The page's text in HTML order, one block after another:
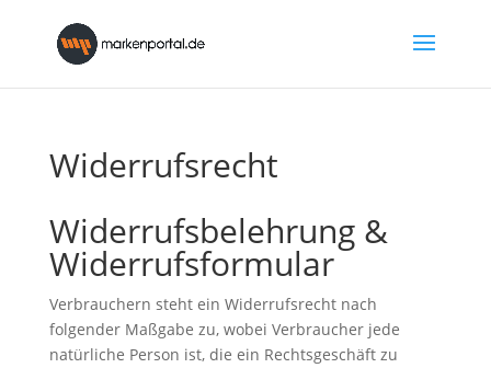
Widerrufsrecht
Widerrufsbelehrung &
Widerrufsformular
Verbrauchern steht ein Widerrufsrecht nach
folgender Maßgabe zu, wobei Verbraucher jede
natürliche Person ist, die ein Rechtsgeschäft zu